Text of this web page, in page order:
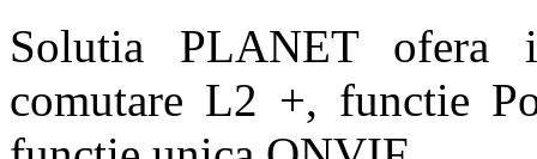
Solutia PLANET ofera
comutare L2 +, functie